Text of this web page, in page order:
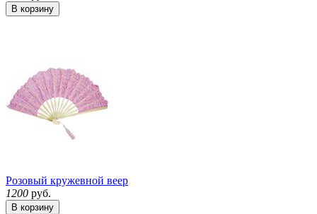
В корзину
Розовый кружевной веер
1200 руб.
В корзину